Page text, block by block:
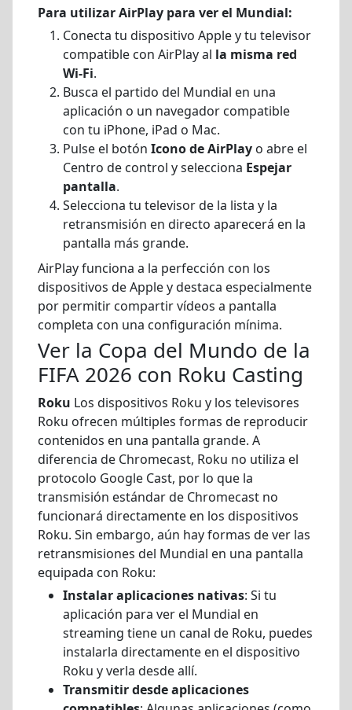
Para utilizar AirPlay para ver el Mundial:
Conecta tu dispositivo Apple y tu televisor
compatible con AirPlay al la misma red
Wi-Fi.
Busca el partido del Mundial en una
aplicación o un navegador compatible
con tu iPhone, iPad o Mac.
Pulse el botón Icono de AirPlay o abre el
Centro de control y selecciona Espejar
pantalla.
Selecciona tu televisor de la lista y la
retransmisión en directo aparecerá en la
pantalla más grande.
AirPlay funciona a la perfección con los
dispositivos de Apple y destaca especialmente
por permitir compartir vídeos a pantalla
completa con una configuración mínima.
Ver la Copa del Mundo de la
FIFA 2026 con Roku Casting
Roku Los dispositivos Roku y los televisores
Roku ofrecen múltiples formas de reproducir
contenidos en una pantalla grande. A
diferencia de Chromecast, Roku no utiliza el
protocolo Google Cast, por lo que la
transmisión estándar de Chromecast no
funcionará directamente en los dispositivos
Roku. Sin embargo, aún hay formas de ver las
retransmisiones del Mundial en una pantalla
equipada con Roku:
Instalar aplicaciones nativas: Si tu
aplicación para ver el Mundial en
streaming tiene un canal de Roku, puedes
instalarla directamente en el dispositivo
Roku y verla desde allí.
Transmitir desde aplicaciones